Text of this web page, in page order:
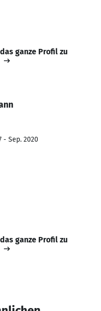
ganze Profil zu
- Sep. 2020
ganze Profil zu